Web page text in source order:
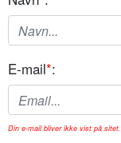
E-mail*:
Din e-mail bliver ikke vist på sitet.